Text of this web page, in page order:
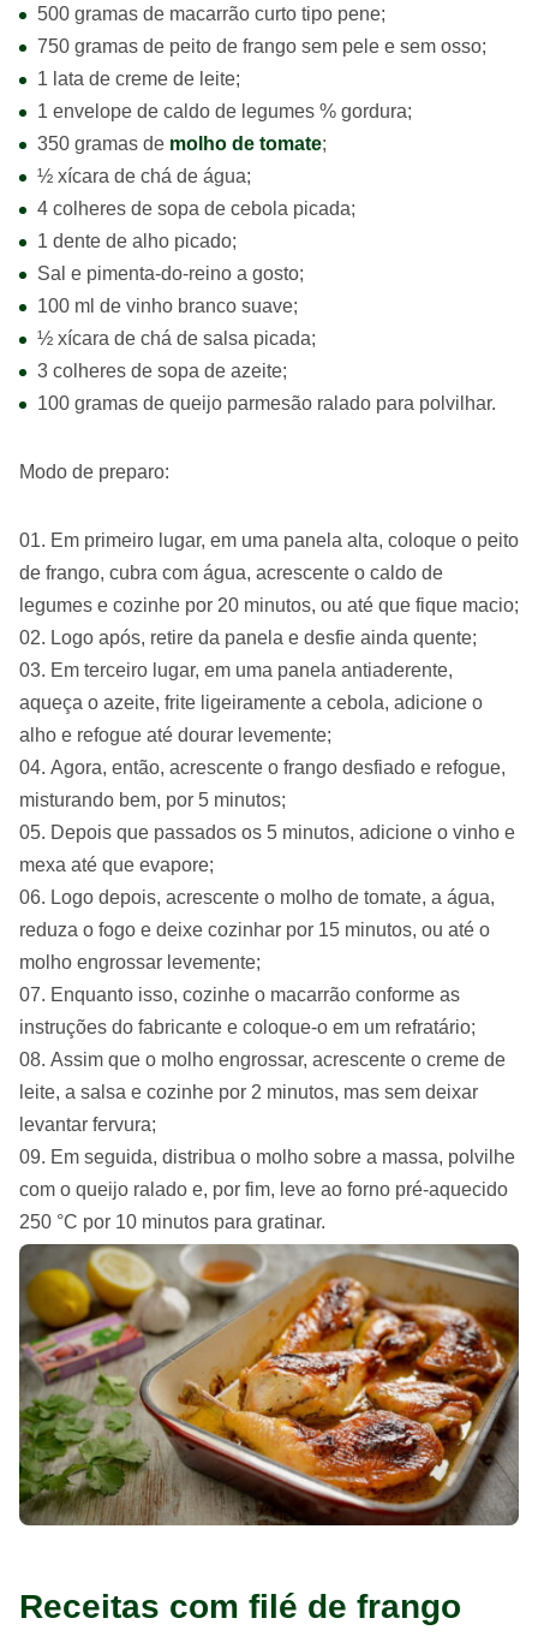
500 gramas de macarrão curto tipo pene;
750 gramas de peito de frango sem pele e sem osso;
1 lata de creme de leite;
1 envelope de caldo de legumes % gordura;
350 gramas de molho de tomate;
½ xícara de chá de água;
4 colheres de sopa de cebola picada;
1 dente de alho picado;
Sal e pimenta-do-reino a gosto;
100 ml de vinho branco suave;
½ xícara de chá de salsa picada;
3 colheres de sopa de azeite;
100 gramas de queijo parmesão ralado para polvilhar.
Modo de preparo:
Em primeiro lugar, em uma panela alta, coloque o peito
de frango, cubra com água, acrescente o caldo de
legumes e cozinhe por 20 minutos, ou até que fique macio;
Logo após, retire da panela e desfie ainda quente;
Em terceiro lugar, em uma panela antiaderente,
aqueça o azeite, frite ligeiramente a cebola, adicione o
alho e refogue até dourar levemente;
Agora, então, acrescente o frango desfiado e refogue,
misturando bem, por 5 minutos;
Depois que passados os 5 minutos, adicione o vinho e
mexa até que evapore;
Logo depois, acrescente o molho de tomate, a água,
reduza o fogo e deixe cozinhar por 15 minutos, ou até o
molho engrossar levemente;
Enquanto isso, cozinhe o macarrão conforme as
instruções do fabricante e coloque-o em um refratário;
Assim que o molho engrossar, acrescente o creme de
leite, a salsa e cozinhe por 2 minutos, mas sem deixar
levantar fervura;
Em seguida, distribua o molho sobre a massa, polvilhe
com o queijo ralado e, por fim, leve ao forno pré-aquecido
250 °C por 10 minutos para gratinar.
Receitas com filé de frango